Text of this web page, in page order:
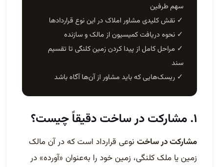
سهم طرفین
✓ نقش کلیدی مشاور املاک در این نوع قراردادها
✓ نحوه دریافت کمیسیون از مالک و سازنده
✓ مراحل کامل از پیدا کردن زمین کلنگی تا تقسیم
سند
✓ ریسک‌هایی که باید مشاور از آن‌ها آگاه باشد
۱. مشارکت در ساخت دقیقاً چیست؟
مشارکت در ساخت نوعی قرارداد است که در آن مالک
زمین یا ملک کلنگی، زمین خود را به‌عنوان «آورده» در